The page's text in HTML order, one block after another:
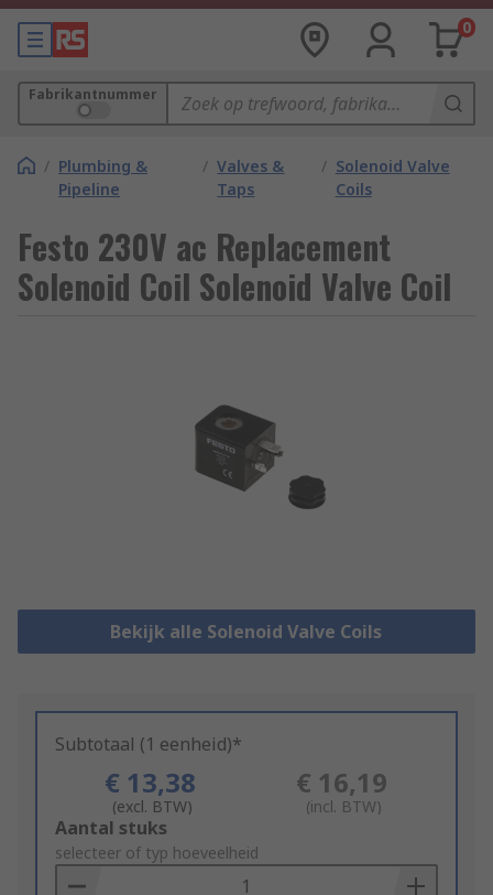
0
Fabrikantnummer
/ Plumbing &
Pipeline
/ Valves &
Taps
/ Solenoid Valve
Coils
Festo 230V ac Replacement
Solenoid Coil Solenoid Valve Coil
Bekijk alle Solenoid Valve Coils
Subtotaal (1 eenheid)*
€ 13,38
(excl. BTW)
€ 16,19
(incl. BTW)
Add
to
Basket
Aantal stuks
selecteer of typ hoeveelheid